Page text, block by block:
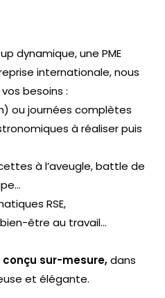
dynamique, une PME
internationale, nous
besoins :
ou journées complètes
à réaliser puis
à l’aveugle, battle de
RSE,
être au travail…
sur-mesure,dans
et élégante.